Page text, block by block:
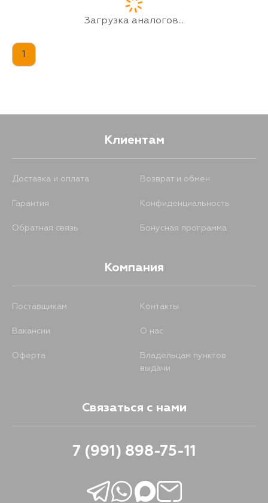
Загрузка аналогов...
1
Клиентам
Доставка и оплата Возврат и обмен
Гарантия Конфиденциальность
Обратная связь Бонусная программа
Компания
Поставщикам Контакты
Вакансии О нас
Оферта
Владельцам пунктов
выдачи
Связаться с нами
7 (991) 898-75-11